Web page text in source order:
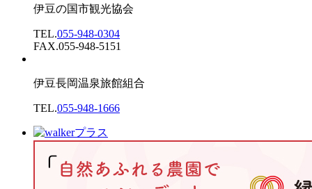
伊豆の国市観光協会
TEL.055-948-0304
FAX.055-948-5151
伊豆長岡温泉旅館組合
TEL.055-948-1666